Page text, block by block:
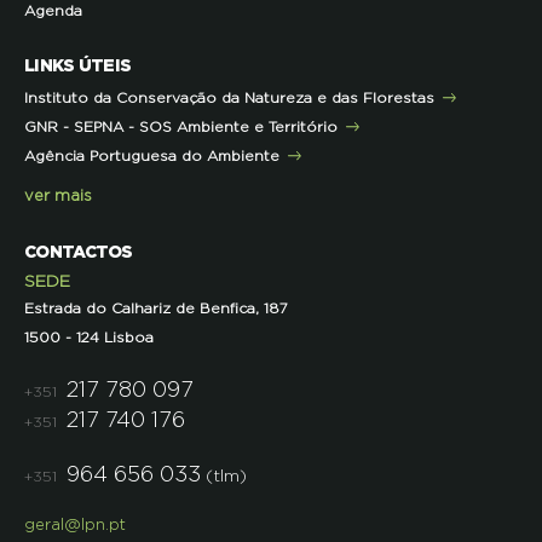
Iniciativas
Pareceres
Parcerias
Projetos
Semana do Jornalismo de Ambiente 2023
Literacia para a Floresta
Projetos
Formação Contínua para Professores
Outras Formações
Agenda
LINKS ÚTEIS
Instituto da Conservação da Natureza e das Florestas
GNR - SEPNA - SOS Ambiente e Território
Agência Portuguesa do Ambiente
ver mais
CONTACTOS
SEDE
Estrada do Calhariz de Benfica, 187
1500 - 124 Lisboa
+351 217 780 097
+351 217 740 176
+351 964 656 033 (tlm)
geral@lpn.pt